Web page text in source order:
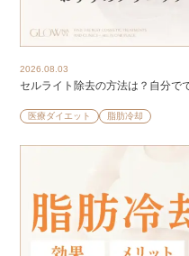
2026.08.03
セルライト除去の方法は？自分で
医療ダイエット 脂肪冷却